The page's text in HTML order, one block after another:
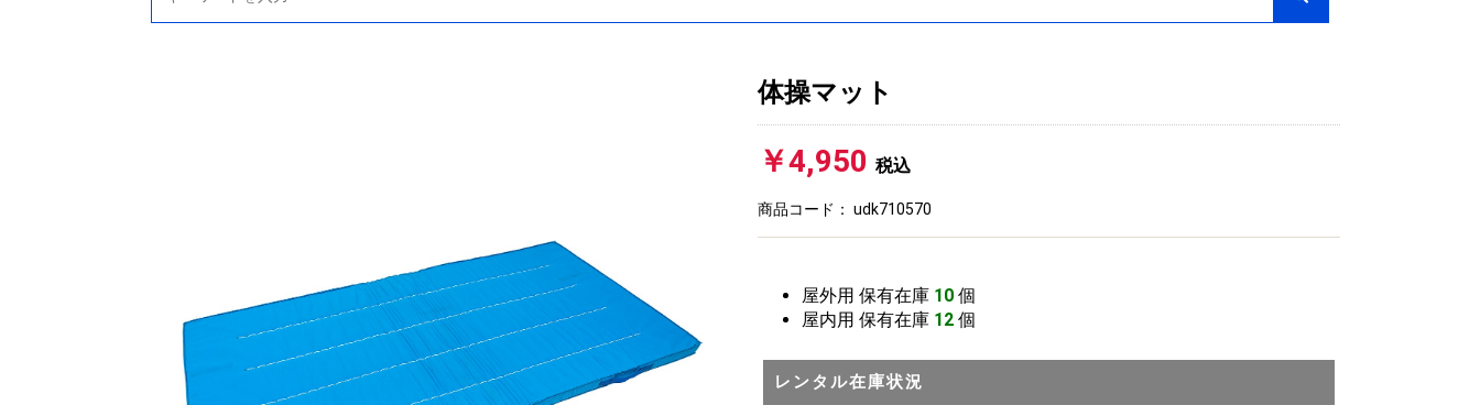
体操マット
￥4,950 税込
商品コード： udk710570
屋外用 保有在庫 10 個
屋内用 保有在庫 12 個
レンタル在庫状況